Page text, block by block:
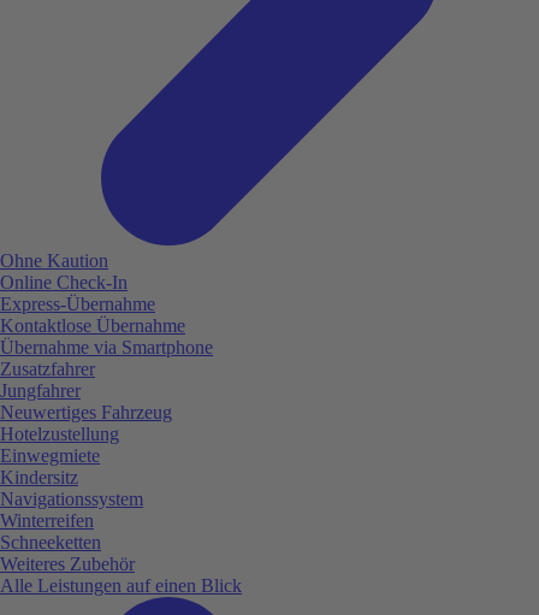
Ohne Kaution
Online Check-In
Express-Übernahme
Kontaktlose Übernahme
Übernahme via Smartphone
Zusatzfahrer
Jungfahrer
Neuwertiges Fahrzeug
Hotelzustellung
Einwegmiete
Kindersitz
Navigationssystem
Winterreifen
Schneeketten
Weiteres Zubehör
Alle Leistungen auf einen Blick